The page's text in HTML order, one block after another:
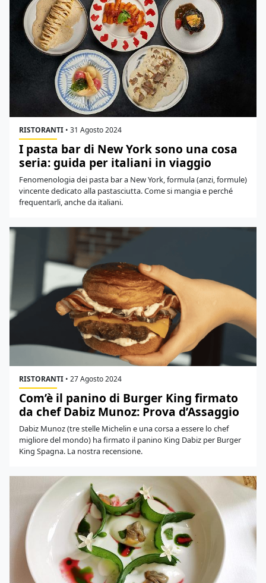
RISTORANTI • 31 Agosto 2024
I pasta bar di New York sono una cosa
seria: guida per italiani in viaggio
Fenomenologia dei pasta bar a New York, formula (anzi, formule)
vincente dedicato alla pastasciutta. Come si mangia e perché
frequentarli, anche da italiani.
RISTORANTI • 27 Agosto 2024
Com’è il panino di Burger King firmato
da chef Dabiz Munoz: Prova d’Assaggio
Dabiz Munoz (tre stelle Michelin e una corsa a essere lo chef
migliore del mondo) ha firmato il panino King Dabiz per Burger
King Spagna. La nostra recensione.